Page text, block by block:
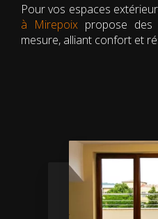
Pour vos espaces
à Mirepoix propose
mesure, alliant confort et